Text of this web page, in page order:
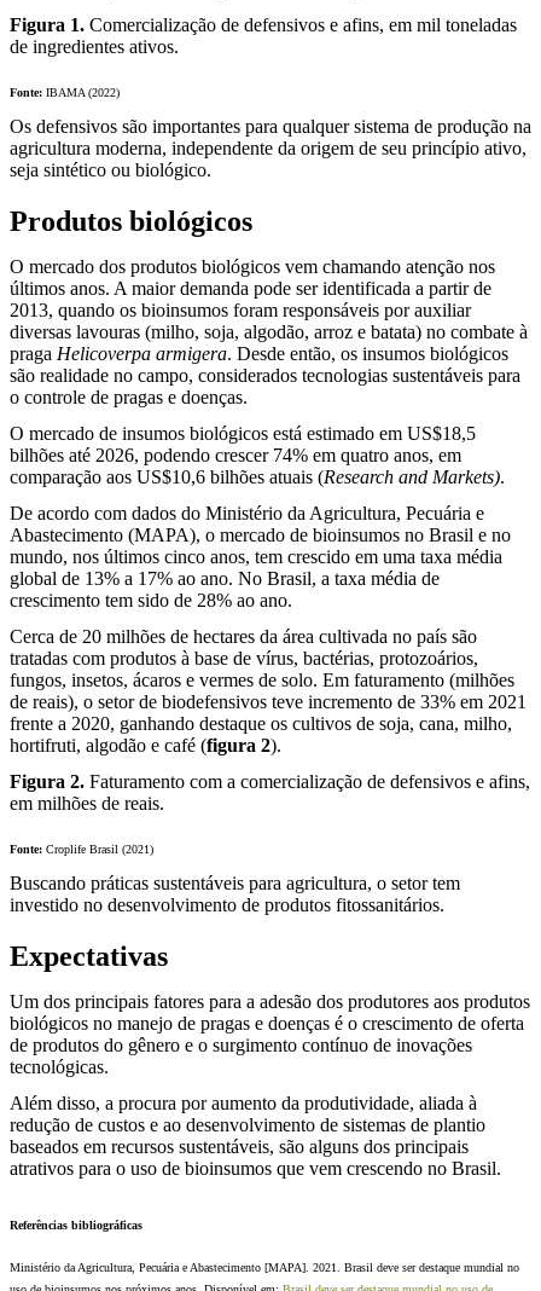
Figura 1. Comercialização de defensivos e afins, em mil toneladas
de ingredientes ativos.
Fonte: IBAMA (2022)
Os defensivos são importantes para qualquer sistema de produção na
agricultura moderna, independente da origem de seu princípio ativo,
seja sintético ou biológico.
Produtos biológicos
O mercado dos produtos biológicos vem chamando atenção nos
últimos anos. A maior demanda pode ser identificada a partir de
2013, quando os bioinsumos foram responsáveis por auxiliar
diversas lavouras (milho, soja, algodão, arroz e batata) no combate à
praga Helicoverpa armigera. Desde então, os insumos biológicos
são realidade no campo, considerados tecnologias sustentáveis para
o controle de pragas e doenças.
O mercado de insumos biológicos está estimado em US$18,5
bilhões até 2026, podendo crescer 74% em quatro anos, em
comparação aos US$10,6 bilhões atuais (Research and Markets).
De acordo com dados do Ministério da Agricultura, Pecuária e
Abastecimento (MAPA), o mercado de bioinsumos no Brasil e no
mundo, nos últimos cinco anos, tem crescido em uma taxa média
global de 13% a 17% ao ano. No Brasil, a taxa média de
crescimento tem sido de 28% ao ano.
Cerca de 20 milhões de hectares da área cultivada no país são
tratadas com produtos à base de vírus, bactérias, protozoários,
fungos, insetos, ácaros e vermes de solo. Em faturamento (milhões
de reais), o setor de biodefensivos teve incremento de 33% em 2021
frente a 2020, ganhando destaque os cultivos de soja, cana, milho,
hortifruti, algodão e café (figura 2).
Figura 2. Faturamento com a comercialização de defensivos e afins,
em milhões de reais.
Fonte: Croplife Brasil (2021)
Buscando práticas sustentáveis para agricultura, o setor tem
investido no desenvolvimento de produtos fitossanitários.
Expectativas
Um dos principais fatores para a adesão dos produtores aos produtos
biológicos no manejo de pragas e doenças é o crescimento de oferta
de produtos do gênero e o surgimento contínuo de inovações
tecnológicas.
Além disso, a procura por aumento da produtividade, aliada à
redução de custos e ao desenvolvimento de sistemas de plantio
baseados em recursos sustentáveis, são alguns dos principais
atrativos para o uso de bioinsumos que vem crescendo no Brasil.
Referências bibliográficas
Ministério da Agricultura, Pecuária e Abastecimento [MAPA]. 2021. Brasil deve ser destaque mundial no